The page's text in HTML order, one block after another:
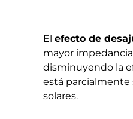
El efecto de
mayor
disminuyendo la
está parcialmente
solares.